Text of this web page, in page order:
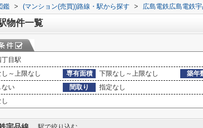
鑑 > (マンション(売買))路線・駅から探す > 広島電鉄広島電鉄
物件一覧
目駅
～上限なし 専有面積 下限なし～上限なし 築年
ない 間取り
指定なし